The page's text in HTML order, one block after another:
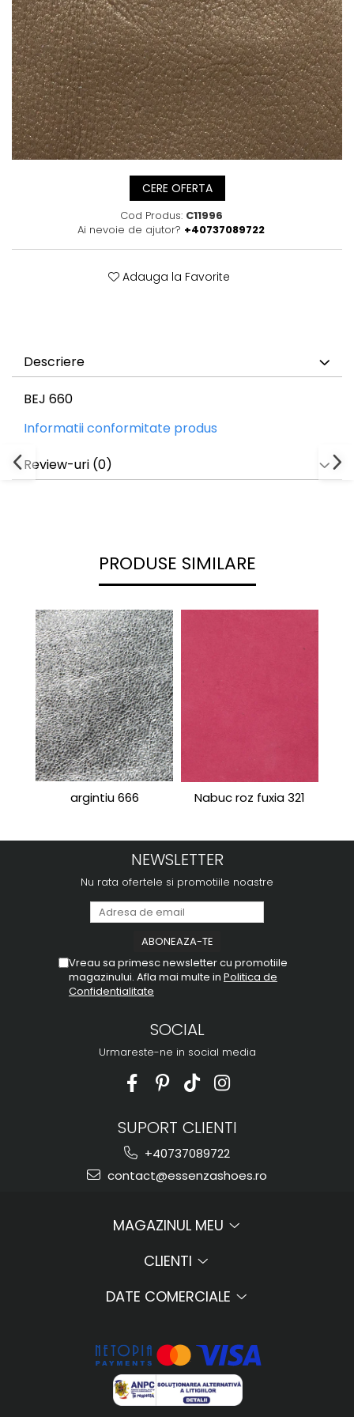
Posete
Rucsac
Plic
Saculet
Borsete
Mov
Visiniu
Maro
Albastru
CERE OFERTA
Cod Produs: C11996
Ai nevoie de ajutor? +40737089722
Adauga la Favorite
Descriere
BEJ 660
Informatii conformitate produs
Review-uri (0)
PRODUSE SIMILARE
argintiu 666 Nabuc roz fuxia 321
NEWSLETTER
Nu rata ofertele si promotiile noastre
Vreau sa primesc newsletter cu promotiile
magazinului. Afla mai multe in Politica de
Confidentialitate
SOCIAL
Urmareste-ne in social media
SUPORT CLIENTI
+40737089722
contact@essenzashoes.ro
MAGAZINUL MEU
CLIENTI
DATE COMERCIALE